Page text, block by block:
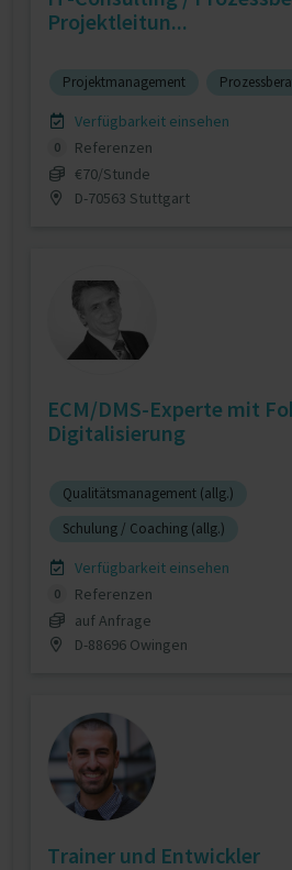
Projektleitun...
Projektmanagement
Verfügbarkeit einsehen
0
Referenzen
€70/Stunde
D-70563 Stuttgart
ECM/DMS-Experte mit
Digitalisierung
Qualitätsmanagement (allg.)
Schulung / Coaching (allg.)
Verfügbarkeit einsehen
0
Referenzen
auf Anfrage
D-88696 Owingen
Trainer und Entwickler